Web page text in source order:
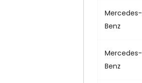
Mercedes-
Benz
Mercedes-
Benz